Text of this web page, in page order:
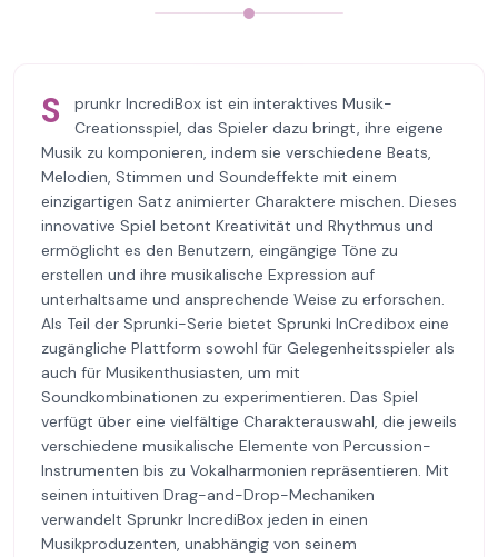
S
prunkr IncrediBox ist ein interaktives Musik-
Creationsspiel, das Spieler dazu bringt, ihre eigene
Musik zu komponieren, indem sie verschiedene Beats,
Melodien, Stimmen und Soundeffekte mit einem
einzigartigen Satz animierter Charaktere mischen. Dieses
innovative Spiel betont Kreativität und Rhythmus und
ermöglicht es den Benutzern, eingängige Töne zu
erstellen und ihre musikalische Expression auf
unterhaltsame und ansprechende Weise zu erforschen.
Als Teil der Sprunki-Serie bietet Sprunki InCredibox eine
zugängliche Plattform sowohl für Gelegenheitsspieler als
auch für Musikenthusiasten, um mit
Soundkombinationen zu experimentieren. Das Spiel
verfügt über eine vielfältige Charakterauswahl, die jeweils
verschiedene musikalische Elemente von Percussion-
Instrumenten bis zu Vokalharmonien repräsentieren. Mit
seinen intuitiven Drag-and-Drop-Mechaniken
verwandelt Sprunkr IncrediBox jeden in einen
Musikproduzenten, unabhängig von seinem